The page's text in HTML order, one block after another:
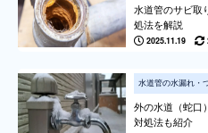
水道管のサビ取
処法を解説
2025.11.19
水道管の水漏れ・
外の水道（蛇口
対処法も紹介